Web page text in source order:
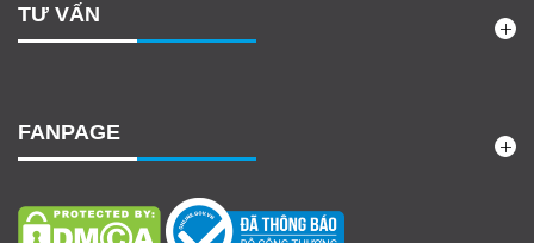
TƯ VẤN
FANPAGE